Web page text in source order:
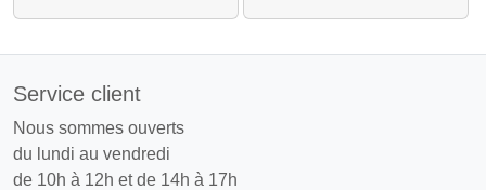
Service client
Nous sommes ouverts
du lundi au vendredi
de 10h à 12h et de 14h à 17h